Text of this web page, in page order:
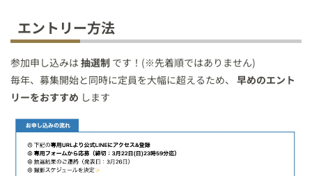
エントリー方法
参加申し込みは 抽選制 です！(※先着順ではありません)
毎年、募集開始と同時に定員を大幅に超えるため、 早めのエント
リーをおすすめ します